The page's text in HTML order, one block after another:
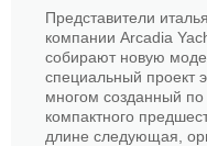
Представители
компании Arcadia
собирают новую
специальный проект
многом созданный по
компактного
длине следующая,